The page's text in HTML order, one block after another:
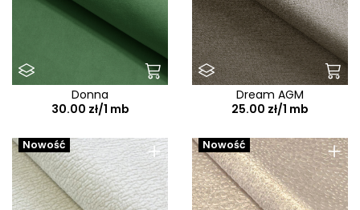
Donna
30.00 zł/1 mb
Dream AGM
25.00 zł/1 mb
+
Nowość +
Nowość